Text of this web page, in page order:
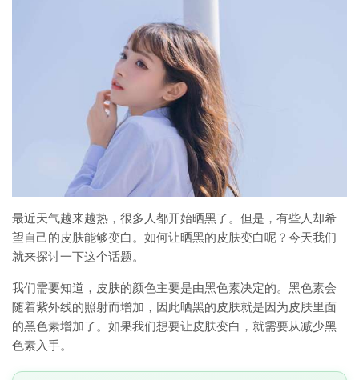
最近天气越来越热，很多人都开始晒黑了。但是，有些人却希
望自己的皮肤能够变白。如何让晒黑的皮肤变白呢？今天我们
就来探讨一下这个话题。
我们需要知道，皮肤的颜色主要是由黑色素决定的。黑色素会
随着紫外线的照射而增加，因此晒黑的皮肤就是因为皮肤里面
的黑色素增加了。如果我们想要让皮肤变白，就需要从减少黑
色素入手。